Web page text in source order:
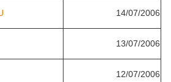
14/07/2006
13/07/2006
12/07/2006